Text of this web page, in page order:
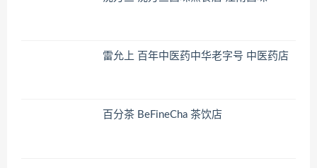
雷允上 百年中医药中华老字号 中医药店
百分茶 BeFineCha 茶饮店